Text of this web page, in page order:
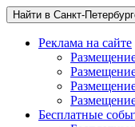
Найти в Санкт-
Реклама на сайте
Бесплатные